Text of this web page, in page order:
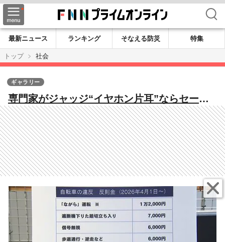
検索
最新ニュース ランキング そなえる防災
特集
トップ
社会
専門家がジャッジ“イヤホン片耳”ならセー
フ “ハンドルに荷物”はアウト 1日から自転
車「青切符制度」導入
ギャラリー